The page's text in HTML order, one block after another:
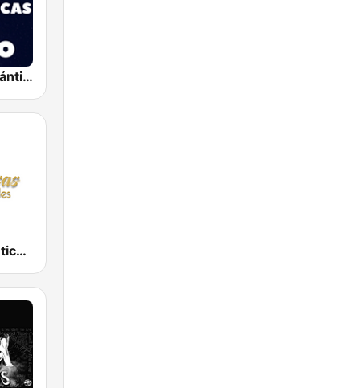
Baladas Románticas Radio
Radio Romanticas Inolvidables